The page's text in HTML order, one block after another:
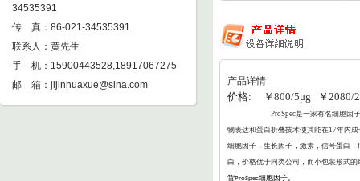
34535391
传 真：86-021-34535391
联系人：黄先生
手 机：15900443528,18917067275
邮 箱： jijinhuaxue@sina.com 产品详情
价格: ￥800/5μg ￥2080/
ProSpec是一家有名细胞因
物表达和蛋白折叠技术使其能在17年内
细胞因子，生长因子，激素，信号蛋白
白，价格优于同类公司，而小包装形式
货ProSpec细胞因子。